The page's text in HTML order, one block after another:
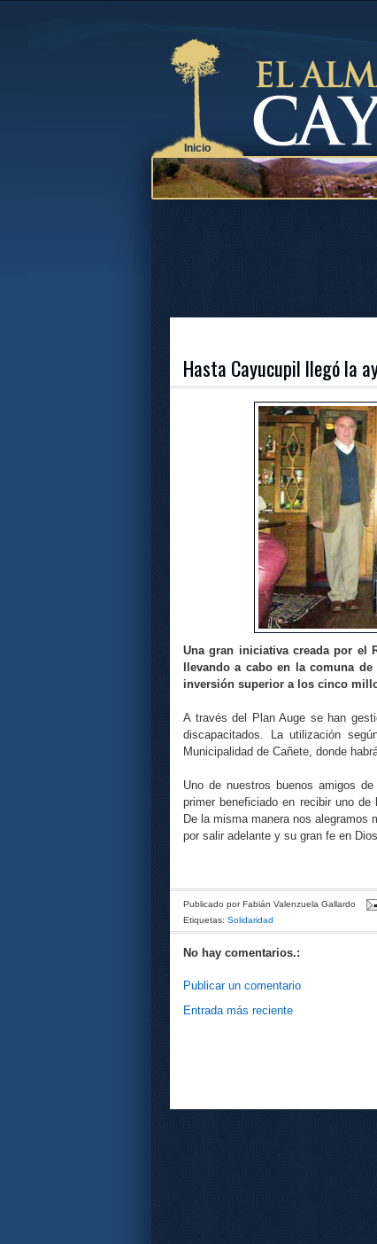
Inicio
Hasta Cayucupil llegó la
Una gran iniciativa creada por el
llevando a cabo en la comuna
inversión superior a los cinco
A través del Plan Auge se han
discapacitados. La utilización
Municipalidad de Cañete, donde
Uno de nuestros buenos amigos
primer beneficiado en recibir uno
De la misma manera nos
por salir adelante y su gran fe en
Publicado por Fabián Valenzuela Gallardo
Etiquetas: Solidaridad
No hay comentarios.:
Publicar un comentario
Entrada más reciente